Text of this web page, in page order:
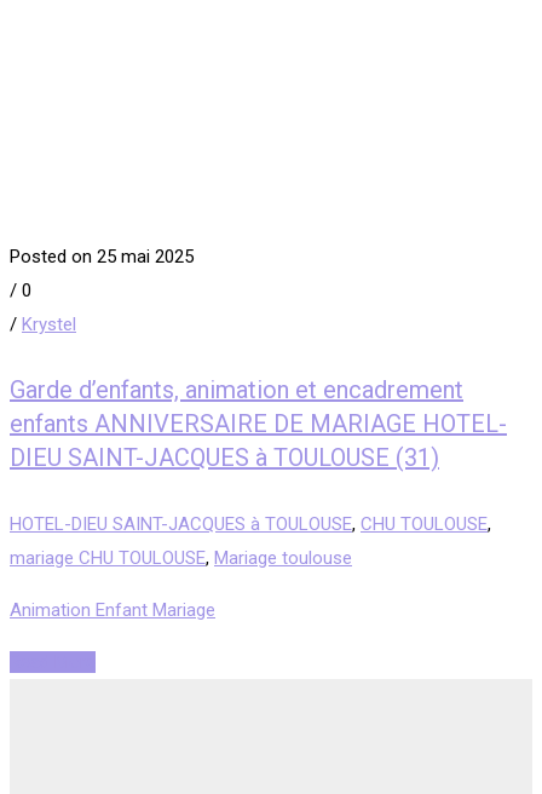
Posted on 25 mai 2025
/ 0
/ Krystel
Garde d’enfants, animation et encadrement
enfants ANNIVERSAIRE DE MARIAGE HOTEL-
DIEU SAINT-JACQUES à TOULOUSE (31)
HOTEL-DIEU SAINT-JACQUES à TOULOUSE, CHU TOULOUSE,
mariage CHU TOULOUSE, Mariage toulouse
Animation Enfant Mariage